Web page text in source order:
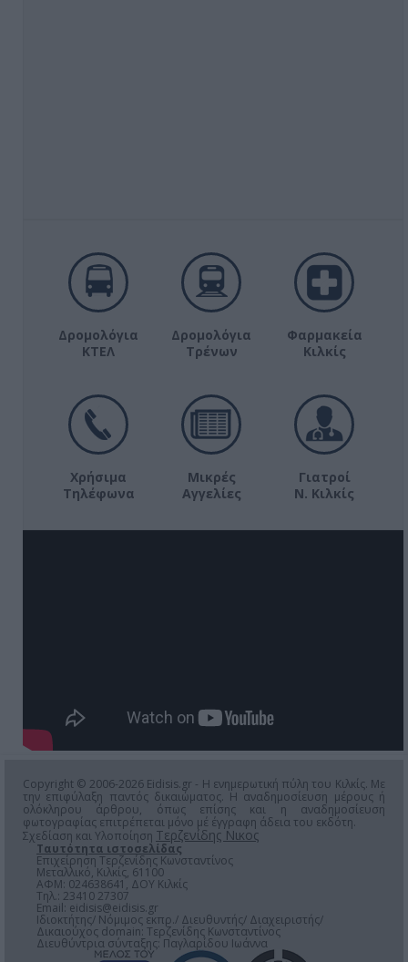
Δρομολόγια
ΚΤΕΛ
Δρομολόγια
Τρένων
Φαρμακεία
Κιλκίς
Χρήσιμα
Τηλέφωνα
Μικρές
Αγγελίες
Γιατροί
Ν. Κιλκίς
Copyright © 2006-2026 Eidisis.gr - Η ενημερωτική πύλη του Κιλκίς. Με
την επιφύλαξη παντός δικαιώματος. Η αναδημοσίευση μέρους ή
ολόκληρου άρθρου, όπως επίσης και η αναδημοσίευση
φωτογραφίας επιτρέπεται μόνο μέ έγγραφη άδεια του εκδότη.
Σχεδίαση και Υλοποίηση Τερζενίδης Νικος
Ταυτότητα ιστοσελίδας
Επιχείρηση Τερζενίδης Κωνσταντίνος
Μεταλλικό, Κιλκίς, 61100
ΑΦΜ: 024638641, ΔΟΥ Κιλκίς
Τηλ.: 23410 27307
Email: eidisis@eidisis.gr
Ιδιοκτήτης/ Νόμιμος εκπρ./ Διευθυντής/ Διαχειριστής/
Δικαιούχος domain: Τερζενίδης Κωνσταντίνος
Διευθύντρια σύνταξης: Παγλαρίδου Ιωάννα